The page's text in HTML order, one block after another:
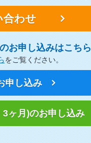
合わせ
お申し込みはこちら
をご覧ください。
申し込み
3ヶ月)のお申し込み